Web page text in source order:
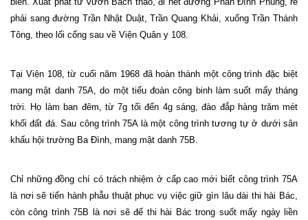
phải sang đường Trần Nhật Duật, Trần Quang Khải, xuống Trần Thánh
Tông, theo lối cổng sau về Viện Quân y 108.
Tại Viện 108, từ cuối năm 1968 đã hoàn thành một công trình đặc biệt
mang mật danh 75A, do một tiểu đoàn công binh làm suốt mấy tháng
trời. Họ làm ban đêm, từ 7g tối đến 4g sáng, đào đắp hàng trăm mét
khối đất đá. Sau công trình 75A là một công trình tương tự ở dưới sân
khấu hội trường Ba Đình, mang mật danh 75B.
Chỉ những đồng chí có trách nhiệm ở cấp cao mới biết công trình 75A
là nơi sẽ tiến hành phẫu thuật phục vụ việc giữ gìn lâu dài thi hài Bác,
còn công trình 75B là nơi sẽ để thi hài Bác trong suốt mấy ngày liền